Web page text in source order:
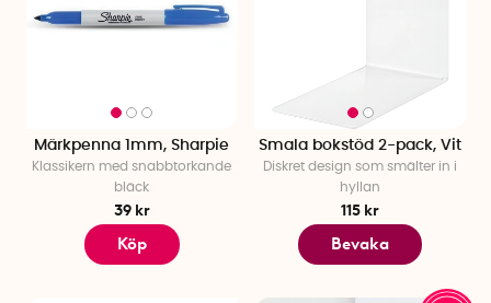
Märkpenna 1mm, Sharpie
Klassikern med snabbtorkande
bläck
39 kr
Köp
Smala bokstöd 2-pack, Vit
Diskret design som smälter in i
hyllan
115 kr
Bevaka